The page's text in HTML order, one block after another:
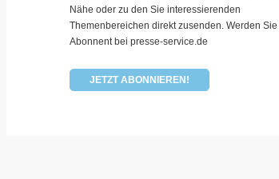
Nähe oder zu den Sie interessierenden
Themenbereichen direkt zusenden. Werden Sie
Abonnent bei presse-service.de
JETZT ABONNIEREN!